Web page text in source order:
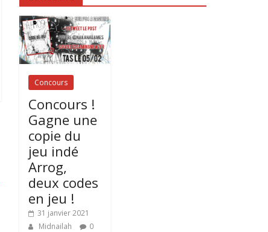
Concours
Concours !
Gagne une
copie du
jeu indé
Arrog,
deux codes
en jeu !
31 janvier 2021
Midnailah
0